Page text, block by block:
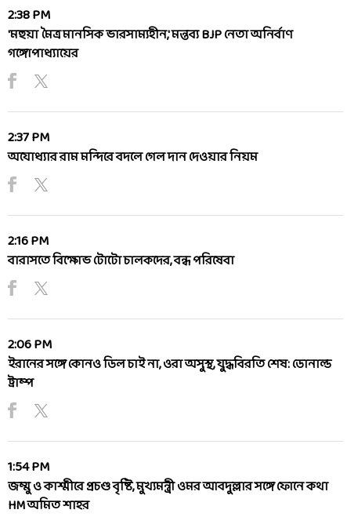
2:38 PM
'মহুয়া মৈত্র মানসিক ভারসাম্যহীন,' মন্তব্য BJP নেতা অনির্বাণ
গঙ্গোপাধ্যায়ের
2:37 PM
অযোধ্যার রাম মন্দিরে বদলে গেল দান দেওয়ার নিয়ম
2:16 PM
বারাসতে বিক্ষোভ টোটো চালকদের, বন্ধ পরিষেবা
2:06 PM
ইরানের সঙ্গে কোনও ডিল চাই না, ওরা অসুস্থ, যুদ্ধবিরতি শেষ: ডোনাল্ড
ট্রাম্প
1:54 PM
জম্মু ও কাশ্মীরে প্রচণ্ড বৃষ্টি, মুখ্যমন্ত্রী ওমর আবদুল্লার সঙ্গে ফোনে কথা
HM অমিত শাহর